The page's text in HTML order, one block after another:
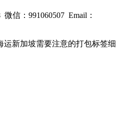
信：991060507 Email：
新加坡需要注意的打包标签细